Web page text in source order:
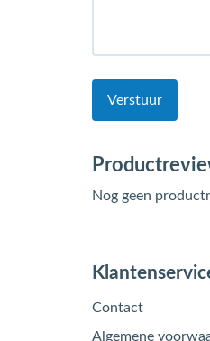
Verstuur
Nog geen
Contact
Algemene